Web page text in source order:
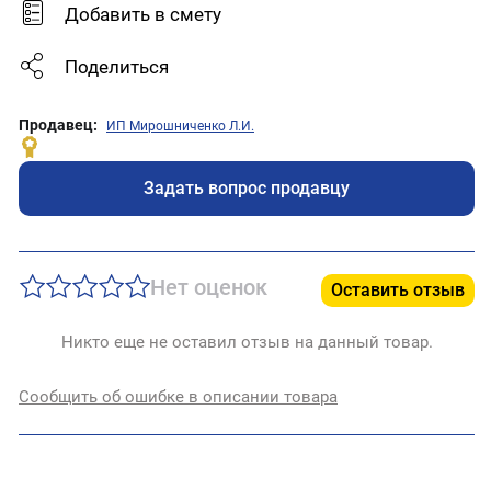
Добавить в смету
Поделиться
Продавец: ИП Мирошниченко Л.И.
Задать вопрос продавцу
Нет оценок Оставить отзыв
Никто еще не оставил отзыв на данный товар.
Сообщить об ошибке в описании товара